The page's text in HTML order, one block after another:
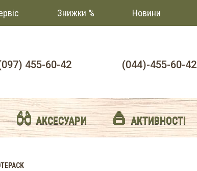
Знижки % Новини
455-60-42 (044)-455-60-42
АКСЕСУАРИ АКТИВНОСТІ